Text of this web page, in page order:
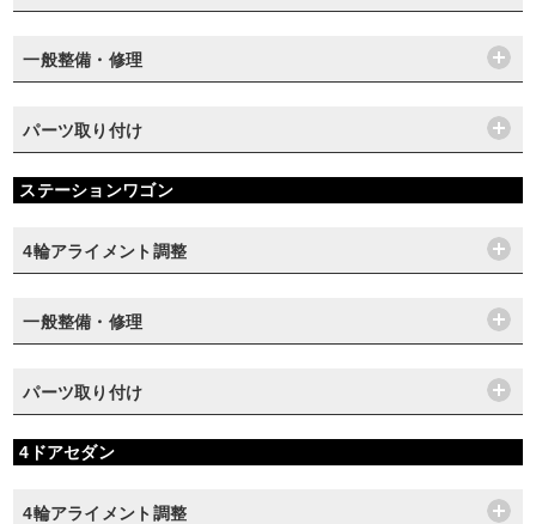
一般整備・修理
パーツ取り付け
ステーションワゴン
4輪アライメント調整
一般整備・修理
パーツ取り付け
4ドアセダン
4輪アライメント調整